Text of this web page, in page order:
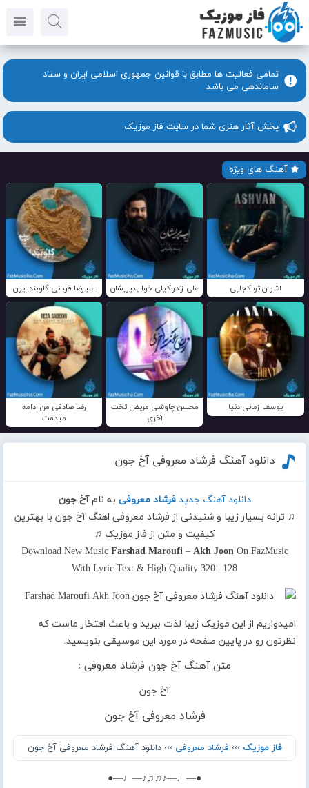
تمامی فعالیت ها مطابق با قوانین جمهوری اسلامی ایران و ستاد
ساماندهی می باشد
پخش آثار هنری شما در سایت فاز موزیک
آهنگ های ویژه
اشوان تو کجایی علی زندوکیلی خواب پریشان علیرضا قربانی گلوبند ایران
یوسف زمانی دنیا
محسن چاوشی مریض تخت
آخری
رضا صادقی من ادامه
میدمت
دانلود آهنگ فرشاد معروفی آخ جون
دانلود آهنگ جدید فرشاد معروفی به نامآخ جون
♫ ترانه بسیار زیبا و شنیدنی از فرشاد معروفی اهنگ آخ جون با بهترین
کیفیت و متن از فاز موزیک ♫
Download New Music Farshad Maroufi– Akh JoonOn FazMusic
With Lyric Text & High Quality 320 | 128
امیدواریم از این موزیک زیبا لذت ببرید و باعث افتخار ماست که
نظرتون رو در پایین صفحه در مورد این موسیقی بنویسید.
متن آهنگ آخ جون فرشاد معروفی :
آخ جون
فرشاد معروفی آخ جون
فاز موزیک ››› فرشاد معروفی ››› دانلود آهنگ فرشاد معروفی آخ جون
●—♩—♪♫♫♪—♩—●